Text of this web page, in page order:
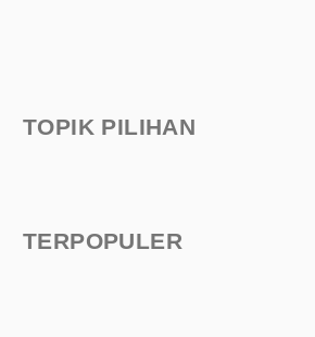
TOPIK PILIHAN
TERPOPULER